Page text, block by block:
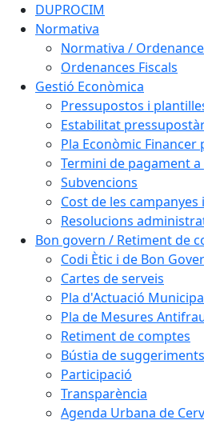
DUPROCIM
Normativa
Normativa /
Ordenances Fiscals
Gestió Econòmica
Pressupostos i
Estabilitat
Pla Econòmic Financer
Termini de pagament
Subvencions
Cost de les
Resolucions
Bon govern / Retiment de
Codi Ètic i de Bon
Cartes de serveis
Pla d'Actuació
Pla de Mesures
Retiment de comptes
Bústia de suggeriments
Participació
Transparència
Agenda Urbana de